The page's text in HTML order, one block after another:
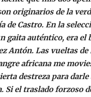
originarios de la
de Castro. En la
gaita auténtico, era el
Antón. Las vueltas de
africana me
destreza para darle
Si el traslado forzoso